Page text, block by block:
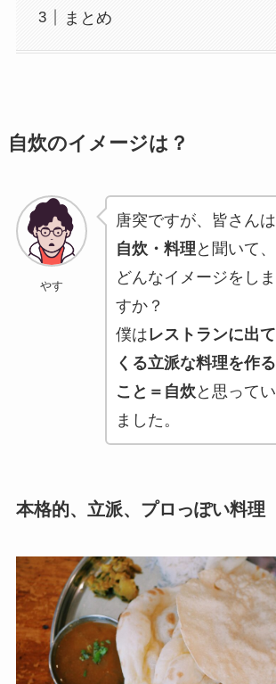
まとめ
自炊のイメージは？
やす
唐突ですが、皆さんは
自炊・料理 と聞いて、
どんなイメージをしま
すか？
僕はレストランに出て
くる立派な料理を作る
こと＝自炊 と思ってい
ました。
本格的、立派、プロっぽい料理